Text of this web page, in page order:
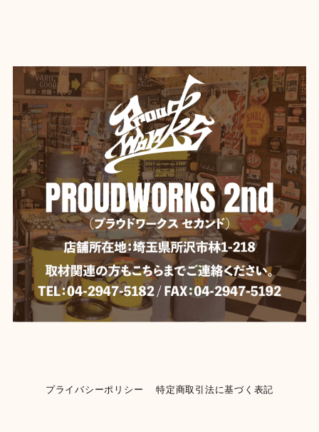
プライバシーポリシー 特定商取引法に基づく表記